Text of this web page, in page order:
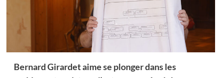
Bernard Girardet aime se plonger dans les